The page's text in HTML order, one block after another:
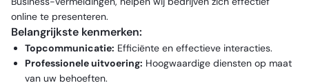
online te presenteren.
Belangrijkste kenmerken:
Topcommunicatie: Efficiënte en effectieve interacties.
Professionele uitvoering: Hoogwaardige diensten op maat
van uw behoeften.